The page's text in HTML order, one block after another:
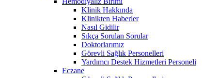
Klinik Hakkında
Klinikten Haberler
Nasıl Gidilir
Sıkça Sorulan Sorular
Doktorlarımız
Görevli Sağlık Personelleri
Yardımcı Destek Hizmetleri Personeli
Eczane